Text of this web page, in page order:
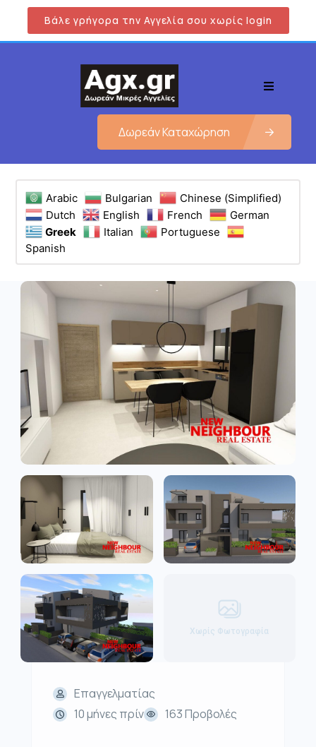
Βάλε γρήγορα την Αγγελία σου χωρίς login
Δωρεάν Καταχώρηση
Arabic Bulgarian
Chinese (Simplified)
Dutch
English French
German
Greek
Italian
Portuguese
Spanish
Χωρίς Φωτογραφία
Επαγγελματίας
10 μήνες πρίν
163 Προβολές